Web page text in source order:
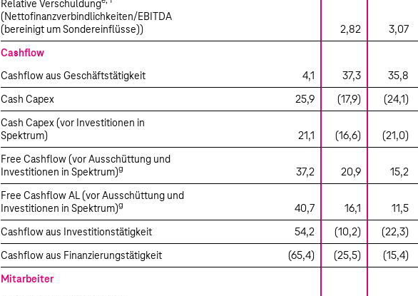
Relative Verschuldung
(Nettofinanzverbindlichkeiten/EBITDA
(bereinigt um Sondereinflüsse))
2,82 3,07
Cashflow
Cashflow aus Geschäftstätigkeit
4,1 37,3 35,8
Cash Capex 25,9 (17,9) (24,1)
Cash Capex (vor Investitionen in
Spektrum)
21,1 (16,6) (21,0)
Free Cashflow (vor Ausschüttung und
Investitionen in Spektrum)g 37,2 20,9 15,2
Free Cashflow AL (vor Ausschüttung und
Investitionen in Spektrum)g 40,7 16,1 11,5
Cashflow aus Investitionstätigkeit 54,2 (10,2) (22,3)
Cashflow aus Finanzierungstätigkeit (65,4) (25,5) (15,4)
Mitarbeiter